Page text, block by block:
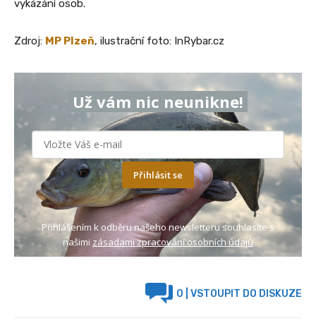
vykázání osob.
Zdroj: MP Plzeň, ilustrační foto: InRybar.cz
Už vám nic neunikne!
Přihlásit se
Přihlášením k odběru našeho newsletteru souhlasíte s
našimi zásadami zpracování osobních údajů
0 | VSTOUPIT DO DISKUZE